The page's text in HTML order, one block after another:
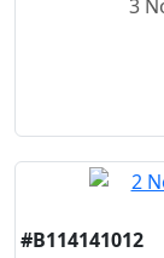
3
#B114141012